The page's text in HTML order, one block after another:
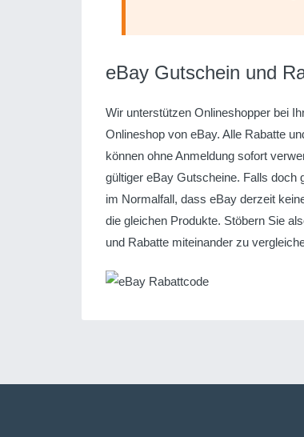
eBay Gutschein und
Wir unterstützen Onlineshopper bei
Onlineshop von eBay. Alle Rabatte
können ohne Anmeldung sofort
gültiger eBay Gutscheine. Falls doch
im Normalfall, dass eBay derzeit
die gleichen Produkte. Stöbern Sie
und Rabatte miteinander zu